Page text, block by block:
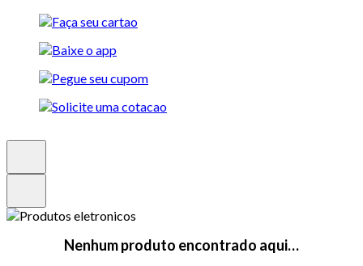
Nenhum produto encontrado aqui…